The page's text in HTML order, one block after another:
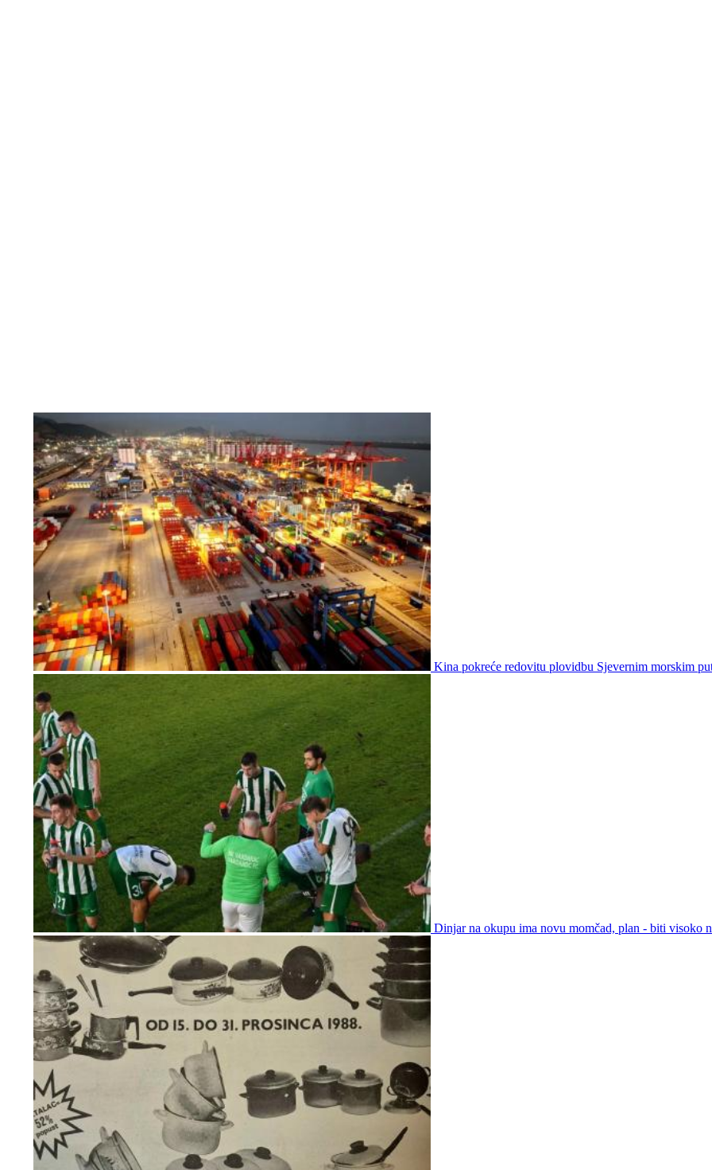
Kina pokreće redovitu plovidbu Sjevernim morskim
Dinjar na okupu ima novu momčad, plan - biti visoko